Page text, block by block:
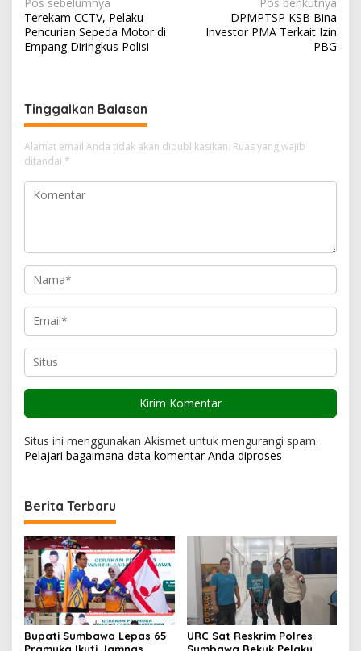
N
a
v
g
a
s
i
p
Terekam CCTV, Pelaku
Pencurian Sepeda Motor di
Empang Diringkus Polisi
DPMPTSP KSB Bina
Investor PMA Terkait Izin
PBG
Tinggalkan Balasan
Alamat email Anda tidak akan dipublikasikan. Ruas yang wajib
ditandai *
Situs ini menggunakan Akismet untuk mengurangi spam.
Pelajari bagaimana data komentar Anda diproses
Berita Terbaru
Bupati Sumbawa Lepas 65
URC Sat Reskrim Polres